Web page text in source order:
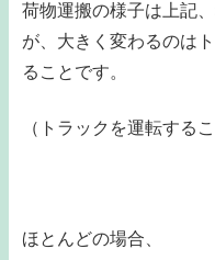
荷物運搬の様子は上記
が、大きく変わるのは
ることです。
（トラックを運転する
ほとんどの場合、